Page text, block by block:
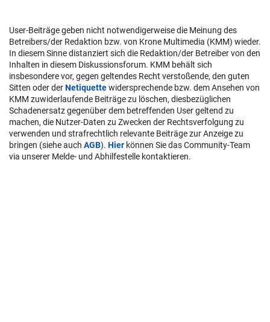
User-Beiträge geben nicht notwendigerweise die Meinung des
Betreibers/der Redaktion bzw. von Krone Multimedia (KMM) wieder.
In diesem Sinne distanziert sich die Redaktion/der Betreiber von den
Inhalten in diesem Diskussionsforum. KMM behält sich
insbesondere vor, gegen geltendes Recht verstoßende, den guten
Sitten oder derNetiquettewidersprechende bzw. dem Ansehen von
KMM zuwiderlaufende Beiträge zu löschen, diesbezüglichen
Schadenersatz gegenüber dem betreffenden User geltend zu
machen, die Nutzer-Daten zu Zwecken der Rechtsverfolgung zu
verwenden und strafrechtlich relevante Beiträge zur Anzeige zu
bringen (siehe auch AGB). Hier können Sie das Community-Team
via unserer Melde- und Abhilfestelle kontaktieren.